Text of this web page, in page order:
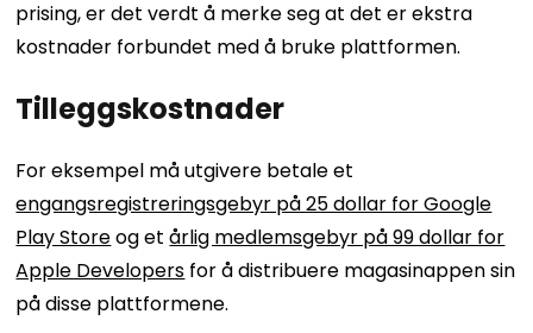
prising, er det verdt å merke seg at det er ekstra
kostnader forbundet med å bruke plattformen.
Tilleggskostnader
For eksempel må utgivere betale et
engangsregistreringsgebyr på 25 dollar for Google
Play Storeog etårlig medlemsgebyr på 99 dollar for
Apple Developers for å distribuere magasinappen sin
på disse plattformene.